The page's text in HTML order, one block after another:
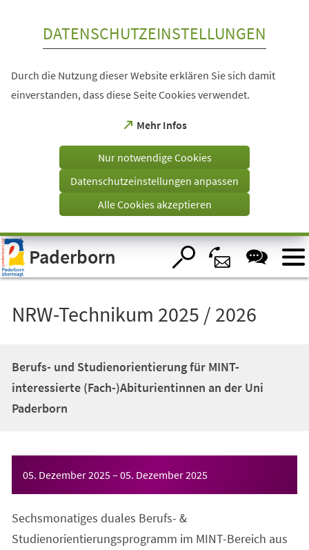
Visuelle
Assistenzsoftware
öffnen.
DATENSCHUTZEINSTELLUNGEN
Durch die Nutzung dieser Website erklären Sie sich damit
einverstanden, dass diese Seite Cookies verwendet.
Mehr Infos
(Öffnet
einem
Tab)
Nur notwendige Cookies
Datenschutzeinstellungen anpassen
Alle Cookies akzeptieren
Paderborn
NRW-Technikum 2025 / 2026
Berufs- und Studienorientierung für MINT-
interessierte (Fach-)Abiturientinnen an der Uni
Paderborn
05. Dezember 2025– 05. Dezember 2025
Sechsmonatiges duales Berufs- &
Studienorientierungsprogramm im MINT-Bereich aus